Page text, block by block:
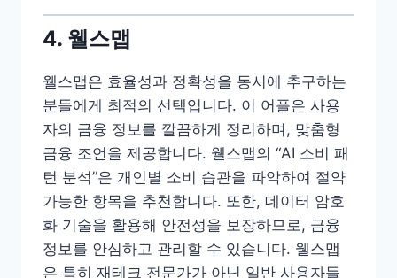
4. 웰스맵
웰스맵은 효율성과 정확성을 동시에 추구하는
분들에게 최적의 선택입니다. 이 어플은 사용
자의 금융 정보를 깔끔하게 정리하며, 맞춤형
금융 조언을 제공합니다. 웰스맵의 “AI 소비 패
턴 분석”은 개인별 소비 습관을 파악하여 절약
가능한 항목을 추천합니다. 또한, 데이터 암호
화 기술을 활용해 안전성을 보장하므로, 금융
정보를 안심하고 관리할 수 있습니다. 웰스맵
은 특히 재테크 전문가가 아닌 일반 사용자들